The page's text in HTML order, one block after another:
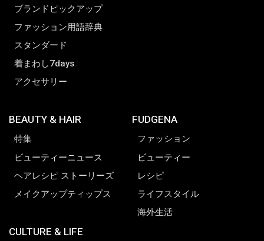
ブランドピックアップ
ファッション用語辞典
スタンダード
着まわし7days
アクセサリー
BEAUTY & HAIR
特集
ビューティーニュース
ヘアレシピ ストーリーズ
メイクアップティップス
CULTURE & LIFE
FUDGENA
ファッション
ビューティー
レシピ
ライフスタイル
海外生活